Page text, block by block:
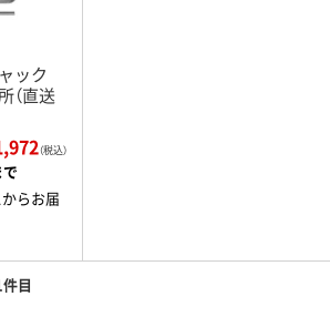
ック
（直送
（税込）
で
らお届
目